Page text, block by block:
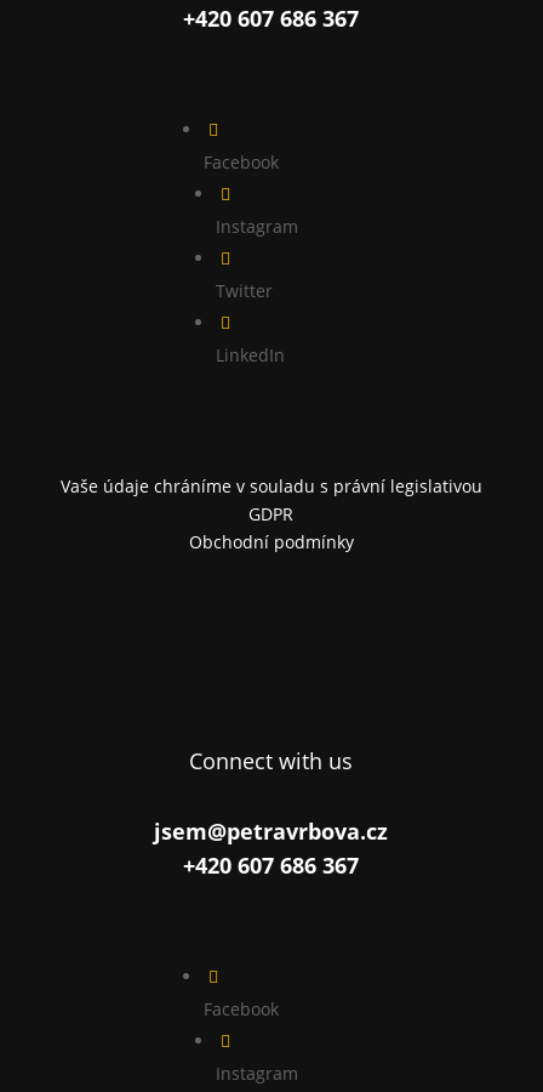
+420 607 686 367

Facebook

Instagram

Twitter

LinkedIn
Vaše údaje chráníme v souladu s právní legislativou
GDPR
Obchodní podmínky
Connect with us
jsem@petravrbova.cz
+420 607 686 367

Facebook

Instagram